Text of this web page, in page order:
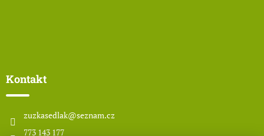
Kontakt
zuzkasedlak@seznam.cz
773 143 177